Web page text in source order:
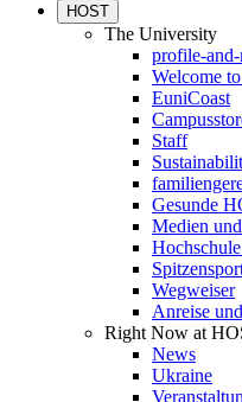
HOST
The University
profile-and-
Welcome
EuniCoast
Staff
Gesunde
Medien
Wegweiser
Anreise
Right Now at
News
Ukraine